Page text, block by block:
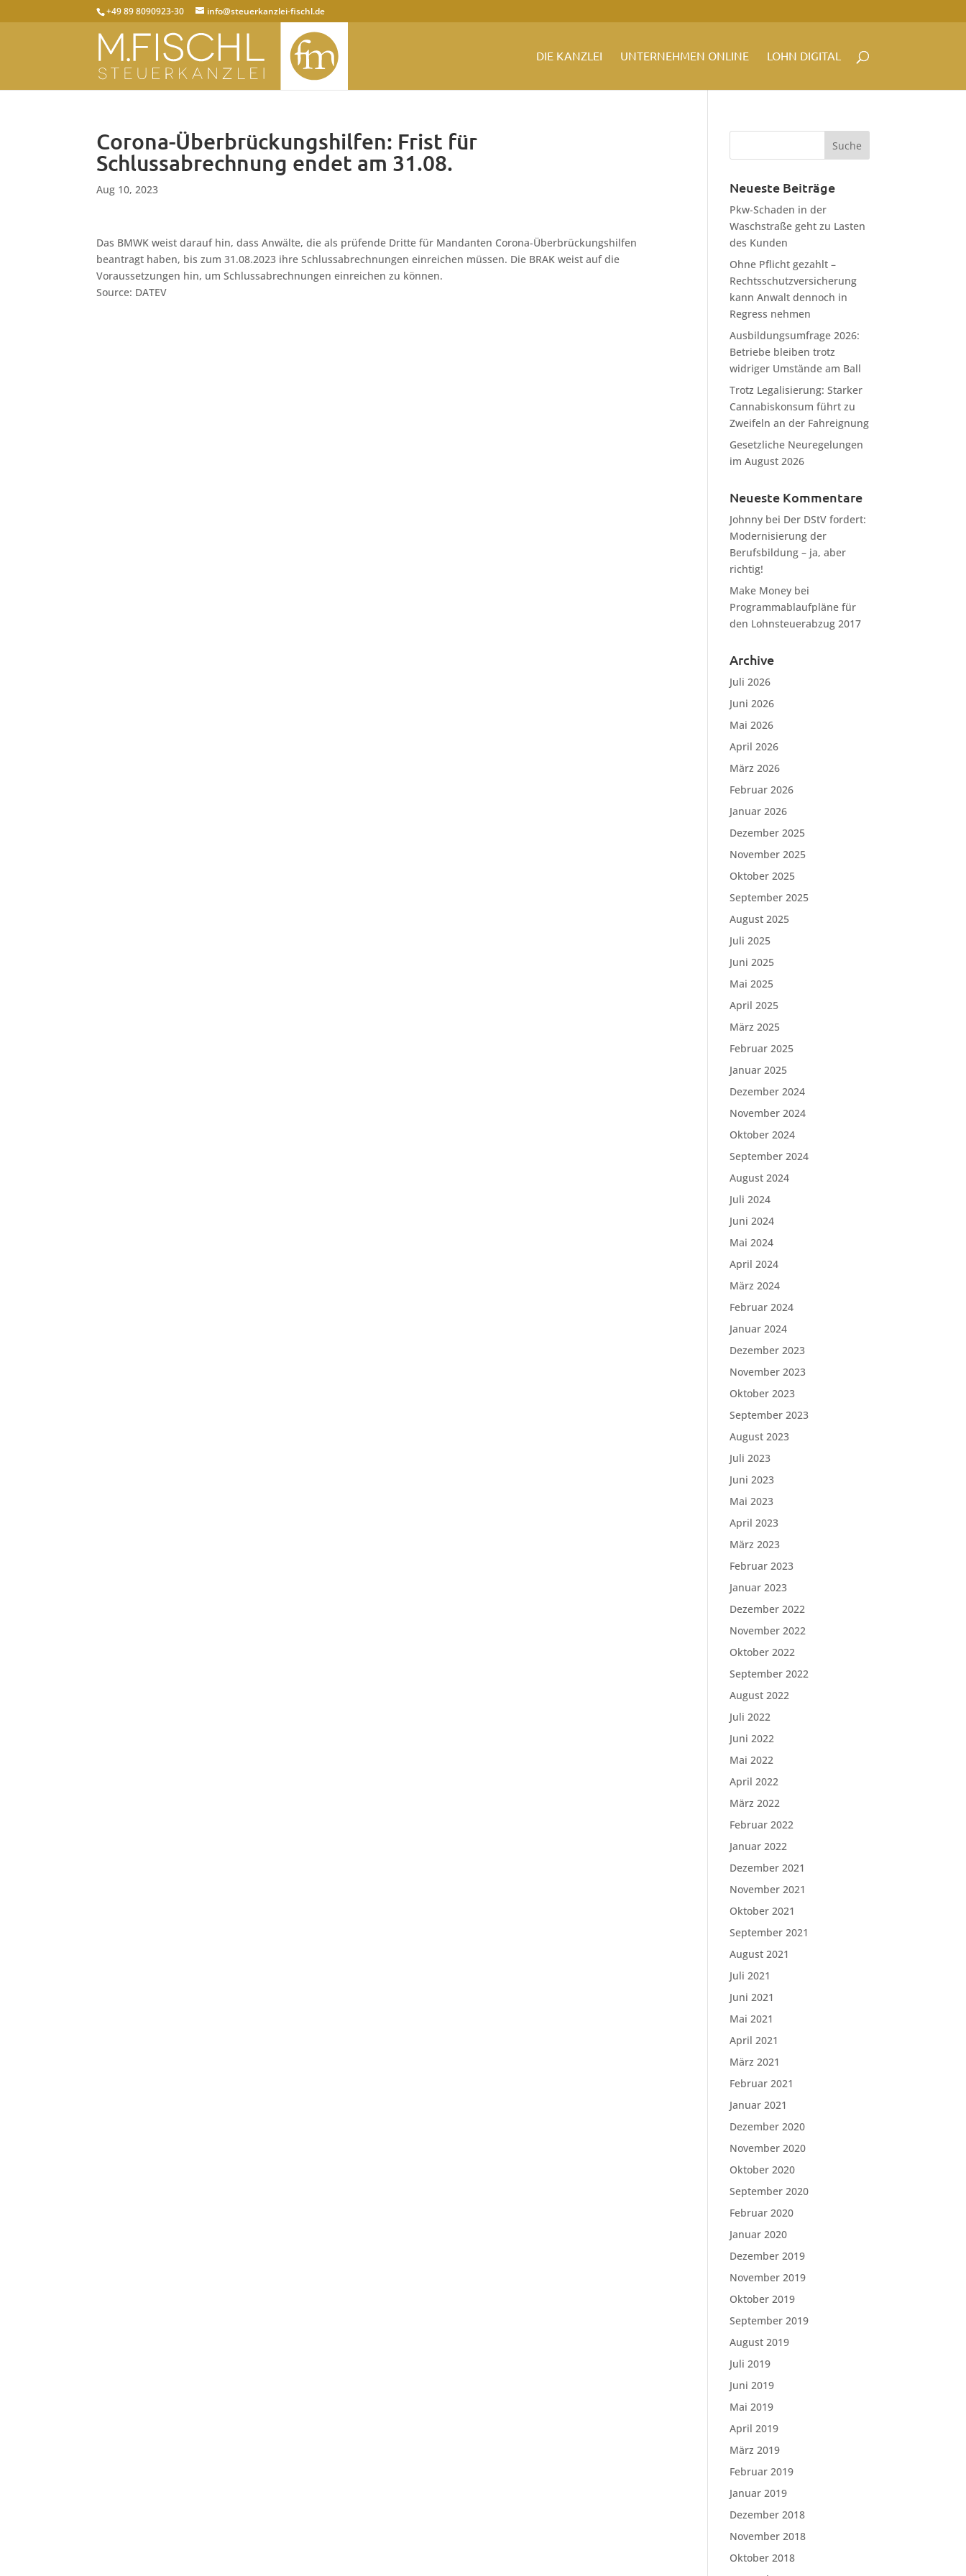
+49 89 8090923-30 info@steuerkanzlei-fischl.de
DIE KANZLEI UNTERNEHMEN ONLINE LOHN DIGITAL
Corona-Überbrückungshilfen: Frist für
Schlussabrechnung endet am 31.08.
Aug 10, 2023
Das BMWK weist darauf hin, dass Anwälte, die als prüfende Dritte für Mandanten Corona-Überbrückungshilfen
beantragt haben, bis zum 31.08.2023 ihre Schlussabrechnungen einreichen müssen. Die BRAK weist auf die
Voraussetzungen hin, um Schlussabrechnungen einreichen zu können.
Source: DATEV
Neueste Beiträge
Pkw-Schaden in der
Waschstraße geht zu Lasten
des Kunden
Ohne Pflicht gezahlt –
Rechtsschutzversicherung
kann Anwalt dennoch in
Regress nehmen
Ausbildungsumfrage 2026:
Betriebe bleiben trotz
widriger Umstände am Ball
Trotz Legalisierung: Starker
Cannabiskonsum führt zu
Zweifeln an der Fahreignung
Gesetzliche Neuregelungen
im August 2026
Neueste Kommentare
Johnny bei Der DStV fordert:
Modernisierung der
Berufsbildung – ja, aber
richtig!
Make Money bei
Programmablaufpläne für
den Lohnsteuerabzug 2017
Archive
Juli 2026
Juni 2026
Mai 2026
April 2026
März 2026
Februar 2026
Januar 2026
Dezember 2025
November 2025
Oktober 2025
September 2025
August 2025
Juli 2025
Juni 2025
Mai 2025
April 2025
März 2025
Februar 2025
Januar 2025
Dezember 2024
November 2024
Oktober 2024
September 2024
August 2024
Juli 2024
Juni 2024
Mai 2024
April 2024
März 2024
Februar 2024
Januar 2024
Dezember 2023
November 2023
Oktober 2023
September 2023
August 2023
Juli 2023
Juni 2023
Mai 2023
April 2023
März 2023
Februar 2023
Januar 2023
Dezember 2022
November 2022
Oktober 2022
September 2022
August 2022
Juli 2022
Juni 2022
Mai 2022
April 2022
März 2022
Februar 2022
Januar 2022
Dezember 2021
November 2021
Oktober 2021
September 2021
August 2021
Juli 2021
Juni 2021
Mai 2021
April 2021
März 2021
Februar 2021
Januar 2021
Dezember 2020
November 2020
Oktober 2020
September 2020
Februar 2020
Januar 2020
Dezember 2019
November 2019
Oktober 2019
September 2019
August 2019
Juli 2019
Juni 2019
Mai 2019
April 2019
März 2019
Februar 2019
Januar 2019
Dezember 2018
November 2018
Oktober 2018